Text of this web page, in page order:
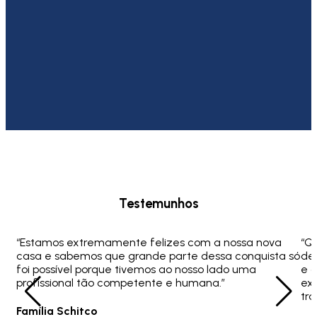
Testemunhos
“Estamos extremamente felizes com a nossa nova
casa e sabemos que grande parte dessa conquista só
foi possível porque tivemos ao nosso lado uma
profissional tão competente e humana.”
Família Schitco
e